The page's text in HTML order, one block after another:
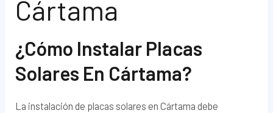
Cártama
¿Cómo Instalar Placas
Solares En Cártama?
La instalación de placas solares en Cártama debe